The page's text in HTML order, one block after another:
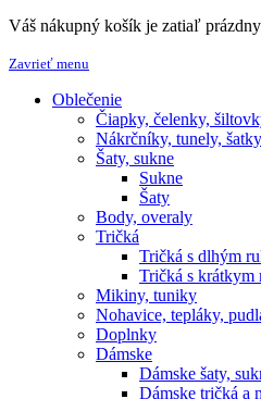
Váš nákupný košík je zatiaľ prázdny
Zavrieť menu
Oblečenie
Čiapky, čelenky,
Nákrčníky, tunely, šatky
Šaty, sukne
Sukne
Šaty
Body, overaly
Tričká
Tričká s dlhým
Tričká s krátkym
Mikiny, tuniky
Nohavice, tepláky,
Doplnky
Dámske
Dámske šaty,
Dámske tričká a